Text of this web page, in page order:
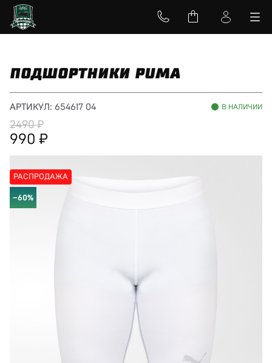
ПОДШОРТНИКИ PUMA
АРТИКУЛ: 654617 04 В НАЛИЧИИ
2490
990
РАСПРОДАЖА
−60%